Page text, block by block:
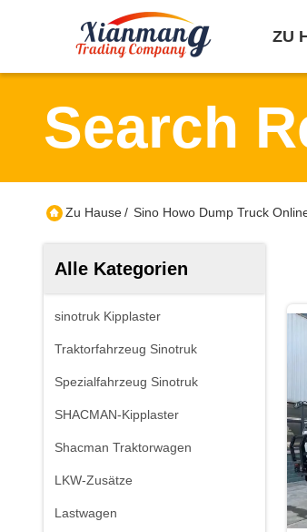
ZU
Search
Zu Hause/ Sino Howo Dump Truck
Alle Kategorien
sinotruk Kipplaster
Traktorfahrzeug Sinotruk
Spezialfahrzeug Sinotruk
SHACMAN-Kipplaster
Shacman Traktorwagen
LKW-Zusätze
Lastwagen